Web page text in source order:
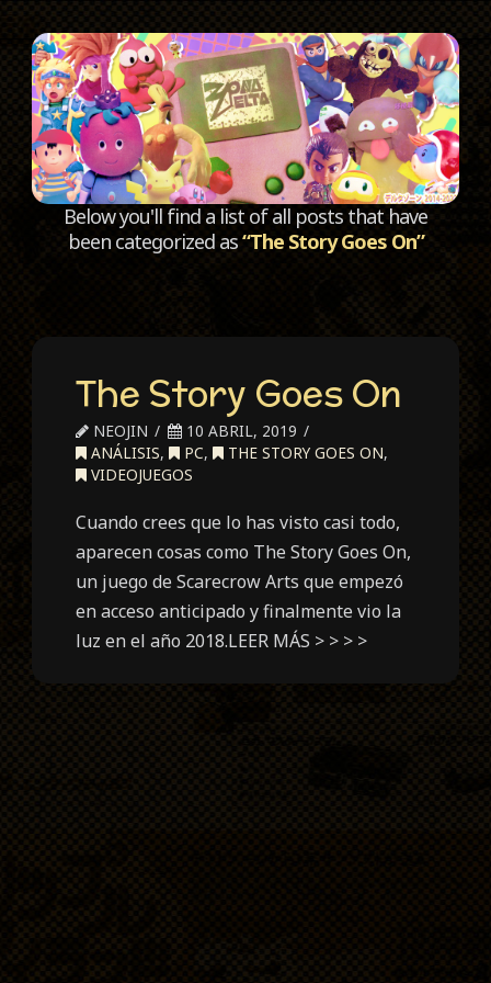
Below you'll find a list of all posts that have
been categorized as“The Story Goes On”
The Story Goes On
NEOJIN
10 ABRIL, 2019
ANÁLISIS, PC, THE STORY GOES ON,
VIDEOJUEGOS
Cuando crees que lo has visto casi todo,
aparecen cosas como The Story Goes On,
un juego de Scarecrow Arts que empezó
en acceso anticipado y finalmente vio la
luz en el año 2018.LEER MÁS > > > >